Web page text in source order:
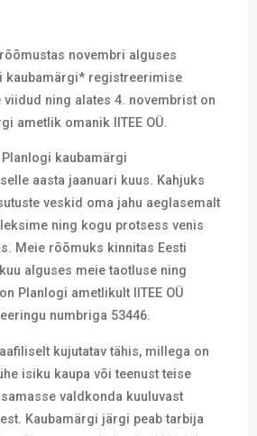
novembri alguses
kaubamärgi* registreerimise
ning alates 4. novembrist on
ametlik omanik IITEE OÜ.
kaubamärgi
aasta jaanuari kuus. Kahjuks
veskid oma jahu aeglasemalt
ning kogu protsess venis
Meie rõõmuks kinnitas Eesti
alguses meie taotluse ning
Planlogi ametlikult IITEE OÜ
numbriga 53446.
kujutatav tähis, millega on
isiku kaupa või teenust teise
valdkonda kuuluvast
Kaubamärgi järgi peab tarbija